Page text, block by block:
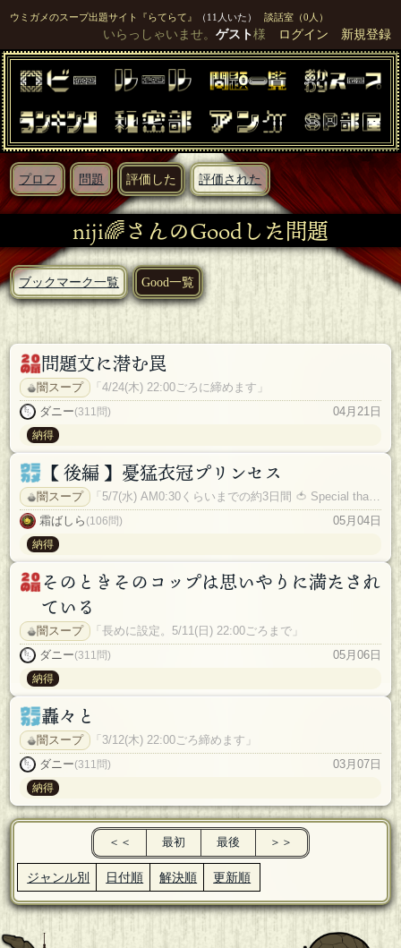
ウミガメのスープ出題サイト『らてらて』 （11人いた） 談話室（0人）
いらっしゃいませ。 ゲスト様 ログイン 新規登録
プロフ 問題 評価した 評価された
niji🌈さんのGoodした問題
ブックマーク一覧 Good一覧
問題文に潜む罠
闇スープ
「4/24(木) 22:00ごろに締めます」
ダニー(311問) 04月21日
納得
【 後編 】憂猛衣冠プリンセス
闇スープ
「5/7(水) AM0:30くらいまでの約3日間 🍅 Special thanks to Grok.」
霜ばしら (106問) 05月04日
納得
そのときそのコップは思いやりに満たされ
ている
闇スープ
「長めに設定。5/11(日) 22:00ごろまで」
ダニー(311問) 05月06日
納得
轟々と
闇スープ
「3/12(木) 22:00ごろ締めます」
ダニー(311問) 03月07日
納得
＜＜ 最初 最後 ＞＞
ジャンル別 日付順 解決順 更新順